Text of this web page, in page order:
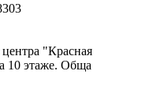
"Красная
10 этаже. Обща